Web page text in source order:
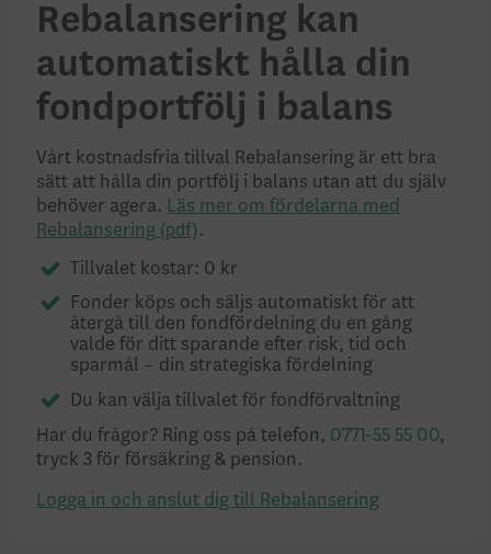
Rebalansering kan
automatiskt hålla din
fondportfölj i balans
Vårt kostnadsfria tillval Rebalansering är ett bra
sätt att hålla din portfölj i balans utan att du själv
behöver agera. Läs mer om fördelarna med
Rebalansering
.
Tillvalet kostar: 0 kr
Fonder köps och säljs automatiskt för att
återgå till den fondfördelning du en gång
valde för ditt sparande efter risk, tid och
sparmål – din strategiska fördelning
Du kan välja tillvalet för fondförvaltning
Har du frågor? Ring oss på telefon, 0771-55 55 00,
tryck 3 för försäkring & pension.
Logga in och anslut dig till Rebalansering